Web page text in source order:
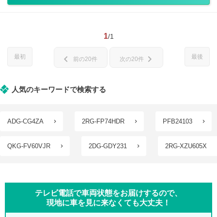
1/1
最初 最後
chevron_left 前の20件 次の20件 chevron_right
人気のキーワードで検索する
ADG-CG4ZA 2RG-FP74HDR PFB24103
QKG-FV60VJR 2DG-GDY231 2RG-XZU605X
テレビ電話で車両状態をお届けするので、
現地に車を見に来なくても大丈夫！